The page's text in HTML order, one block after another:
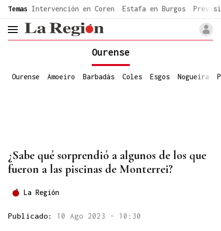
common.go-to-content
Temas Intervención en Coren Estafa en Burgos
header.menu.open
Ourense
Ourense Amoeiro Barbadás Coles Esgos Nogueira
¿Sabe qué sorprendió a algunos de los que
fueron a las piscinas de Monterrei?
La Región
Publicado: 10 Ago 2023 - 10:30